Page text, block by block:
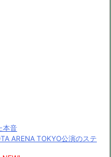
本音
ARENA TOKYO公演のステ